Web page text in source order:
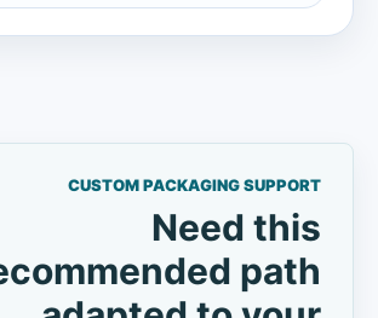
CUSTOM PACKAGING SUPPORT
Need this
recommended path